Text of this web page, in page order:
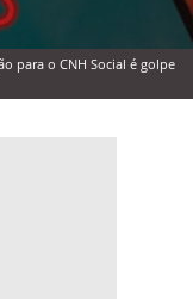
para o CNH Social é golpe